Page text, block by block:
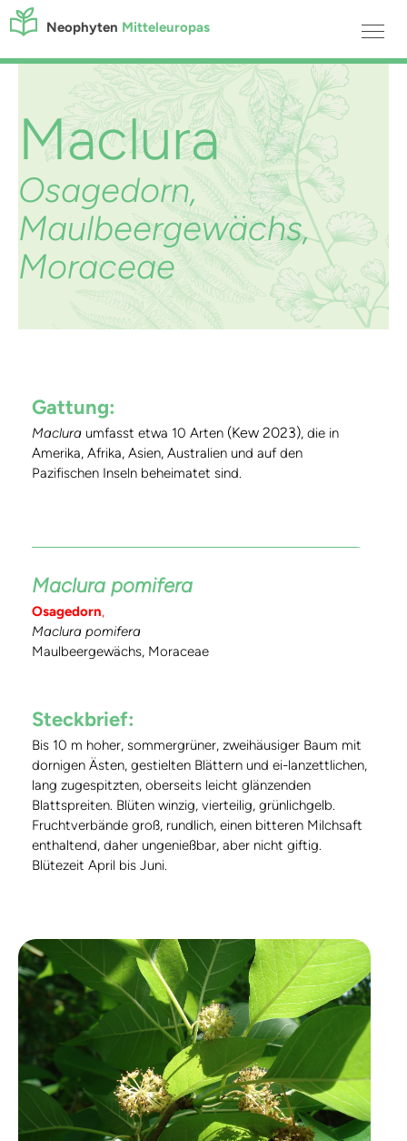
Neophyten Mitteleuropas
Maclura
Osagedorn,
Maulbeergewächs,
Moraceae
Gattung:
Maclura umfasst etwa 10 Arten (Kew 2023), die in
Amerika, Afrika, Asien, Australien und auf den
Pazifischen Inseln beheimatet sind.
Maclura pomifera
Osagedorn,
Maclura pomifera
Maulbeergewächs, Moraceae
Steckbrief:
Bis 10 m hoher, sommergrüner, zweihäusiger Baum mit
dornigen Ästen, gestielten Blättern und ei-lanzettlichen,
lang zugespitzten, oberseits leicht glänzenden
Blattspreiten. Blüten winzig, vierteilig, grünlichgelb.
Fruchtverbände groß, rundlich, einen bitteren Milchsaft
enthaltend, daher ungenießbar, aber nicht giftig.
Blütezeit April bis Juni.